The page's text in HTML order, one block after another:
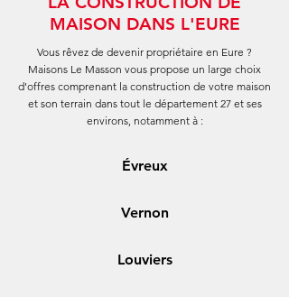
MAISON DANS L'EURE
Vous rêvez de devenir propriétaire en Eure ?
Maisons Le Masson vous propose un large choix
d'offres comprenant la construction de votre maison
et son terrain dans tout le département 27 et ses
environs, notamment à :
Évreux
Vernon
Louviers